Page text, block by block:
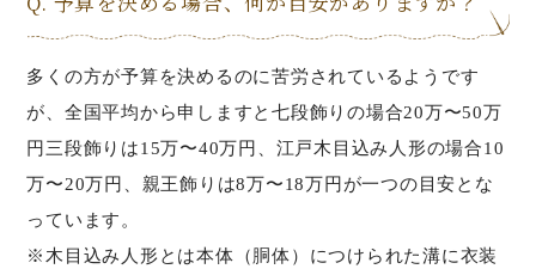
多くの方が予算を決めるのに苦労されているようです
が、全国平均から申しますと七段飾りの場合20万〜50万
円三段飾りは15万〜40万円、江戸木目込み人形の場合10
万〜20万円、親王飾りは8万〜18万円が一つの目安とな
っています。
※木目込み人形とは本体（胴体）につけられた溝に衣装